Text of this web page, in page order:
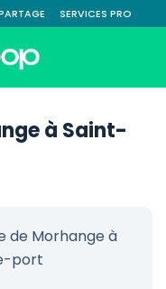
SERVICES PRO
à Saint-
de Morhange à
port